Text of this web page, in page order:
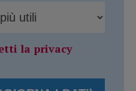
la privacy